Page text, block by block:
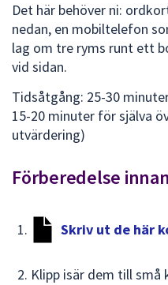
Det här behöver ni:
nedan, en mobiltelefon
lag om tre ryms runt ett
vid sidan.
Tidsåtgång: 25-30
15-20 minuter för själva
utvärdering)
Förberedelse
Skriv ut de här
Klipp isär dem till små